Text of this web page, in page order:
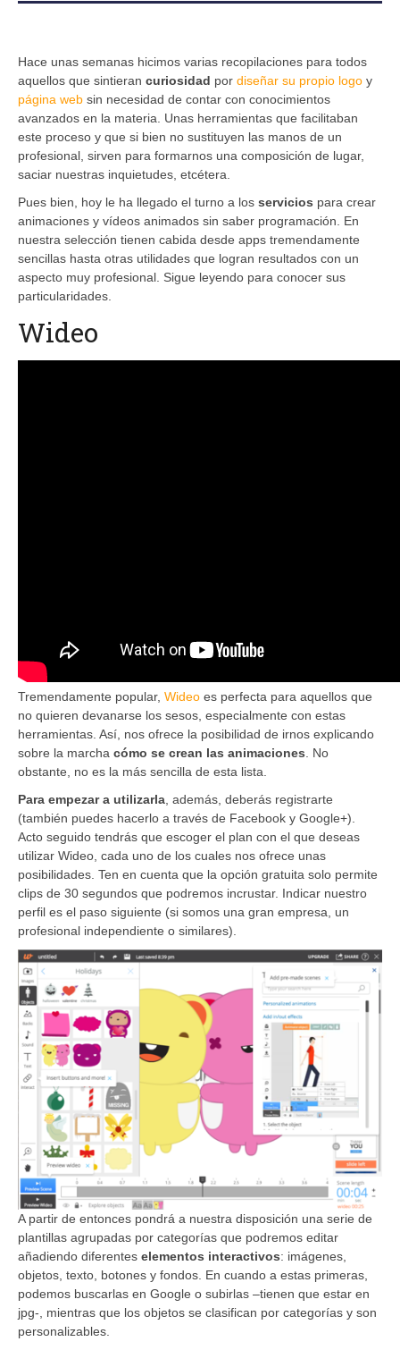
Hace unas semanas hicimos varias recopilaciones para todos
aquellos que sintieran curiosidad por diseñar su propio logo y
página web sin necesidad de contar con conocimientos
avanzados en la materia. Unas herramientas que facilitaban
este proceso y que si bien no sustituyen las manos de un
profesional, sirven para formarnos una composición de lugar,
saciar nuestras inquietudes, etcétera.
Pues bien, hoy le ha llegado el turno a los servicios para crear
animaciones y vídeos animados sin saber programación. En
nuestra selección tienen cabida desde apps tremendamente
sencillas hasta otras utilidades que logran resultados con un
aspecto muy profesional. Sigue leyendo para conocer sus
particularidades.
Wideo
Tremendamente popular, Wideo es perfecta para aquellos que
no quieren devanarse los sesos, especialmente con estas
herramientas. Así, nos ofrece la posibilidad de irnos explicando
sobre la marcha cómo se crean las animaciones . No
obstante, no es la más sencilla de esta lista.
Para empezar a utilizarla , además, deberás registrarte
(también puedes hacerlo a través de Facebook y Google+).
Acto seguido tendrás que escoger el plan con el que deseas
utilizar Wideo, cada uno de los cuales nos ofrece unas
posibilidades. Ten en cuenta que la opción gratuita solo permite
clips de 30 segundos que podremos incrustar. Indicar nuestro
perfil es el paso siguiente (si somos una gran empresa, un
profesional independiente o similares).
A partir de entonces pondrá a nuestra disposición una serie de
plantillas agrupadas por categorías que podremos editar
añadiendo diferentes elementos interactivos: imágenes,
objetos, texto, botones y fondos. En cuando a estas primeras,
podemos buscarlas en Google o subirlas –tienen que estar en
jpg-, mientras que los objetos se clasifican por categorías y son
personalizables.